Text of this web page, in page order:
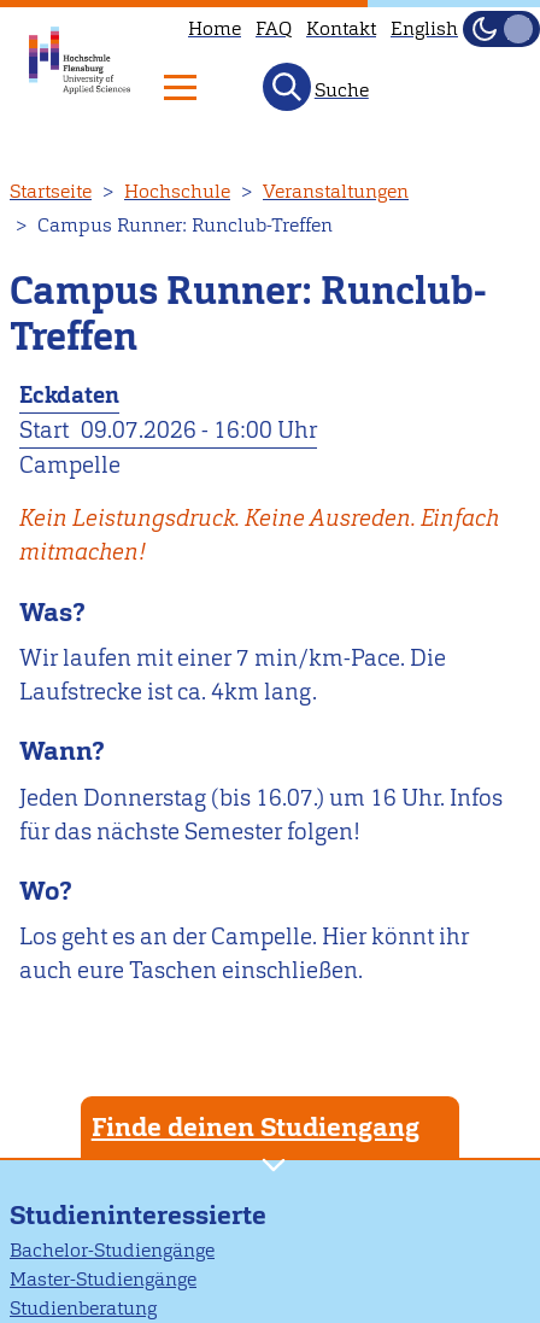
zum
Inhalt
Home FAQ Kontakt English
Hell
Suche
Startseite Hochschule
Veranstaltungen
Campus Runner: Runclub-Treffen
Campus Runner: Runclub-
Treffen
Eckdaten
Start 09.07.2026 - 16:00 Uhr
Campelle
Kein Leistungsdruck. Keine Ausreden. Einfach
mitmachen!
Was?
Wir laufen mit einer 7 min/km-Pace. Die
Laufstrecke ist ca. 4km lang.
Wann?
Jeden Donnerstag (bis 16.07.) um 16 Uhr. Infos
für das nächste Semester folgen!
Wo?
Los geht es an der Campelle. Hier könnt ihr
auch eure Taschen einschließen.
Finde deinen Studiengang
Studieninteressierte
Bachelor-Studiengänge
Master-Studiengänge
Studienberatung